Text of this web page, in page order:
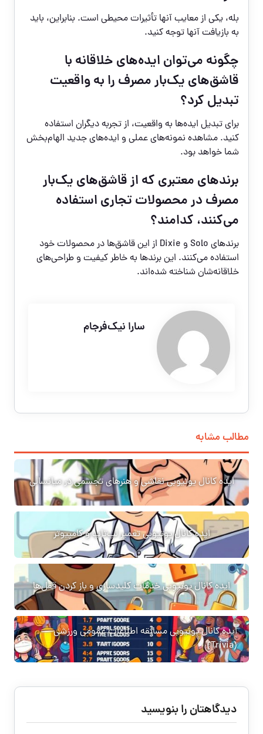
بله، یکی از معایب آنها تأثیرات محیطی است. بنابراین، باید
به بازیافت آنها توجه کنید.
چگونه می‌توان ایده‌های خلاقانه با
قاشق‌های یک‌بار مصرف را به واقعیت
تبدیل کرد؟
برای تبدیل ایده‌ها به واقعیت، از تجربه دیگران استفاده
کنید. مشاهده نمونه‌های عملی و ایده‌های جدید الهام‌بخش
شما خواهد بود.
برندهای معتبری که از قاشق‌های یک‌بار
مصرف در محصولات تجاری استفاده
می‌کنند، کدامند؟
برندهای Solo و Dixie از این قاشق‌ها در محصولات خود
استفاده می‌کنند. این برندها به خاطر کیفیت و طراحی‌های
خلاقانه‌شان شناخته شده‌اند.
سارا نیک‌فرجام
مطالب مشابه
ایده کانال یوتیوبی نقاشی و هنرهای تجسمی در میانسالی
ایده کانال یوتیوبی تعمیر لپ‌تاپ و کامپیوتر
ایده کانال یوتیوبی خدمات کلیدسازی و باز کردن قفل‌ها
ایده کانال یوتیوبی مسابقه اطلاعات عمومی ورزشی
(Trivia)
دیدگاهتان را بنویسید